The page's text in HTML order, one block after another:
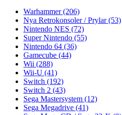
Warhammer(206)
Nya Retrokonsoler / Prylar(53)
Nintendo NES (72)
Super Nintendo (55)
Nintendo 64 (36)
Gamecube (44)
Wii (288)
Wii-U (41)
Switch (192)
Switch 2 (43)
Sega Mastersystem (12)
Sega Megadrive (41)